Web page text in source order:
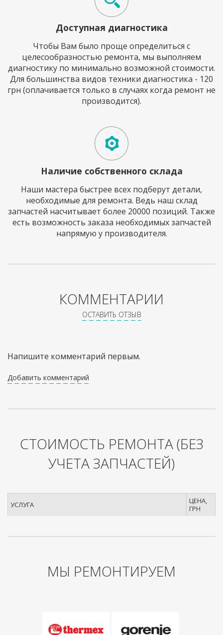
Доступная диагностика
Чтобы Вам было проще определиться с
целесообразностью ремонта, мы выполняем
диагностику по минимально возможной стоимости.
Для большинства видов техники диагностика - 120
грн (оплачивается только в случаях когда ремонт не
производится).
Наличие собственного склада
Наши мастера быстрее всех подберут детали,
необходимые для ремонта. Ведь наш склад
запчастей насчитывает более 20000 позиций. Также
есть возможность заказа необходимых запчастей
напрямую у производителя.
КОММЕНТАРИИ
ОСТАВИТЬ ОТЗЫВ
Напишите комментарий первым.
Добавить комментарий
СТОИМОСТЬ РЕМОНТА(БЕЗ
УЧЕТА ЗАПЧАСТЕЙ)
УСЛУГА
ЦЕНА,
ГРН
МЫ РЕМОНТИРУЕМ